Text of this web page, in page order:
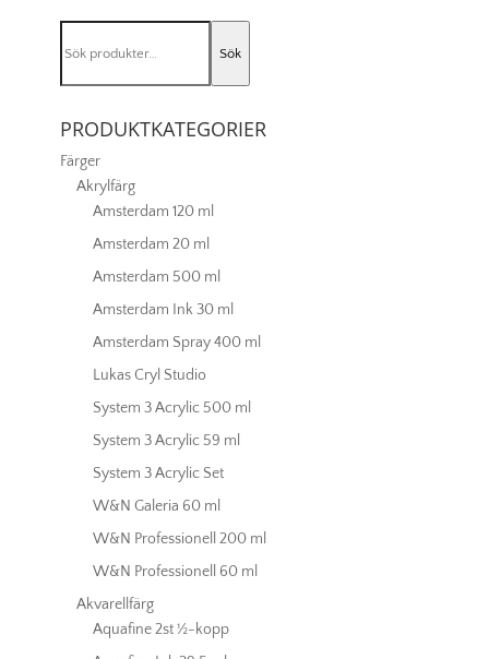
efter:
Sök
PRODUKTKATEGORIER
Färger
Akrylfärg
Amsterdam 120 ml
Amsterdam 20 ml
Amsterdam 500 ml
Amsterdam Ink 30 ml
Amsterdam Spray 400 ml
Lukas Cryl Studio
System 3 Acrylic 500 ml
System 3 Acrylic 59 ml
System 3 Acrylic Set
W&N Galeria 60 ml
W&N Professionell 200 ml
W&N Professionell 60 ml
Akvarellfärg
Aquafine 2st ½-kopp